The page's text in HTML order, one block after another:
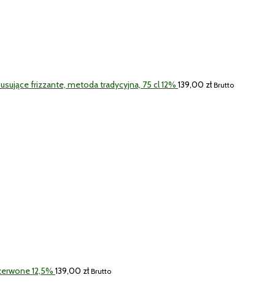
frizzante, metoda tradycyjna, 75 cl 12% 139,00 zł Brutto
12,5% 139,00 zł Brutto